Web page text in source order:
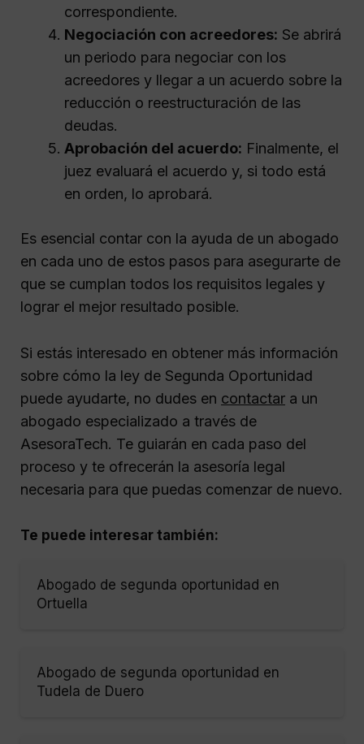
correspondiente.
Negociación con acreedores: Se abrirá
un periodo para negociar con los
acreedores y llegar a un acuerdo sobre la
reducción o reestructuración de las
deudas.
Aprobación del acuerdo: Finalmente, el
juez evaluará el acuerdo y, si todo está
en orden, lo aprobará.
Es esencial contar con la ayuda de un abogado
en cada uno de estos pasos para asegurarte de
que se cumplan todos los requisitos legales y
lograr el mejor resultado posible.
Si estás interesado en obtener más información
sobre cómo la ley de Segunda Oportunidad
puede ayudarte, no dudes en contactar a un
abogado especializado a través de
AsesoraTech. Te guiarán en cada paso del
proceso y te ofrecerán la asesoría legal
necesaria para que puedas comenzar de nuevo.
Te puede interesar también:
Abogado de segunda oportunidad en
Ortuella
Abogado de segunda oportunidad en
Tudela de Duero